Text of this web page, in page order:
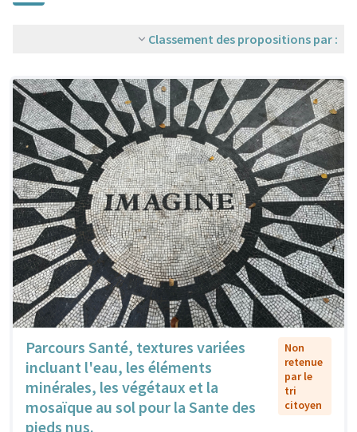
Classement des propositions par :
Parcours Santé, textures variées
incluant l'eau, les éléments
minérales, les végétaux et la
mosaïque au sol pour la Sante des
pieds nus.
Non
retenue
par le
tri
citoyen